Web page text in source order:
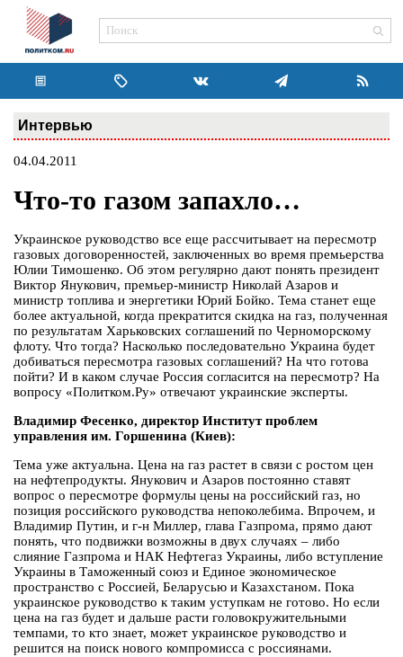
Интервью
04.04.2011
Что-то газом запахло…
Украинское руководство все еще рассчитывает на пересмотр
газовых договоренностей, заключенных во время премьерства
Юлии Тимошенко. Об этом регулярно дают понять президент
Виктор Янукович, премьер-министр Николай Азаров и
министр топлива и энергетики Юрий Бойко. Тема станет еще
более актуальной, когда прекратится скидка на газ, полученная
по результатам Харьковских соглашений по Черноморскому
флоту. Что тогда? Насколько последовательно Украина будет
добиваться пересмотра газовых соглашений? На что готова
пойти? И в каком случае Россия согласится на пересмотр? На
вопросу «Политком.Ру» отвечают украинские эксперты.
Владимир Фесенко, директор Институт проблем
управления им. Горшенина (Киев):
Тема уже актуальна. Цена на газ растет в связи с ростом цен
на нефтепродукты. Янукович и Азаров постоянно ставят
вопрос о пересмотре формулы цены на российский газ, но
позиция российского руководства непоколебима. Впрочем, и
Владимир Путин, и г-н Миллер, глава Газпрома, прямо дают
понять, что подвижки возможны в двух случаях – либо
слияние Газпрома и НАК Нефтегаз Украины, либо вступление
Украины в Таможенный союз и Единое экономическое
пространство с Россией, Беларусью и Казахстаном. Пока
украинское руководство к таким уступкам не готово. Но если
цена на газ будет и дальше расти головокружительными
темпами, то кто знает, может украинское руководство и
решится на поиск нового компромисса с россиянами.